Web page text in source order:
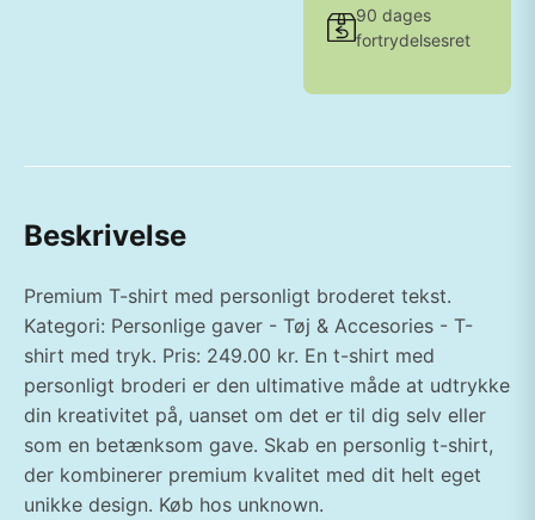
90 dages
fortrydelsesret
Beskrivelse
Premium T-shirt med personligt broderet tekst.
Kategori: Personlige gaver - Tøj & Accesories - T-
shirt med tryk. Pris: 249.00 kr. En t-shirt med
personligt broderi er den ultimative måde at udtrykke
din kreativitet på, uanset om det er til dig selv eller
som en betænksom gave. Skab en personlig t-shirt,
der kombinerer premium kvalitet med dit helt eget
unikke design. Køb hos unknown.